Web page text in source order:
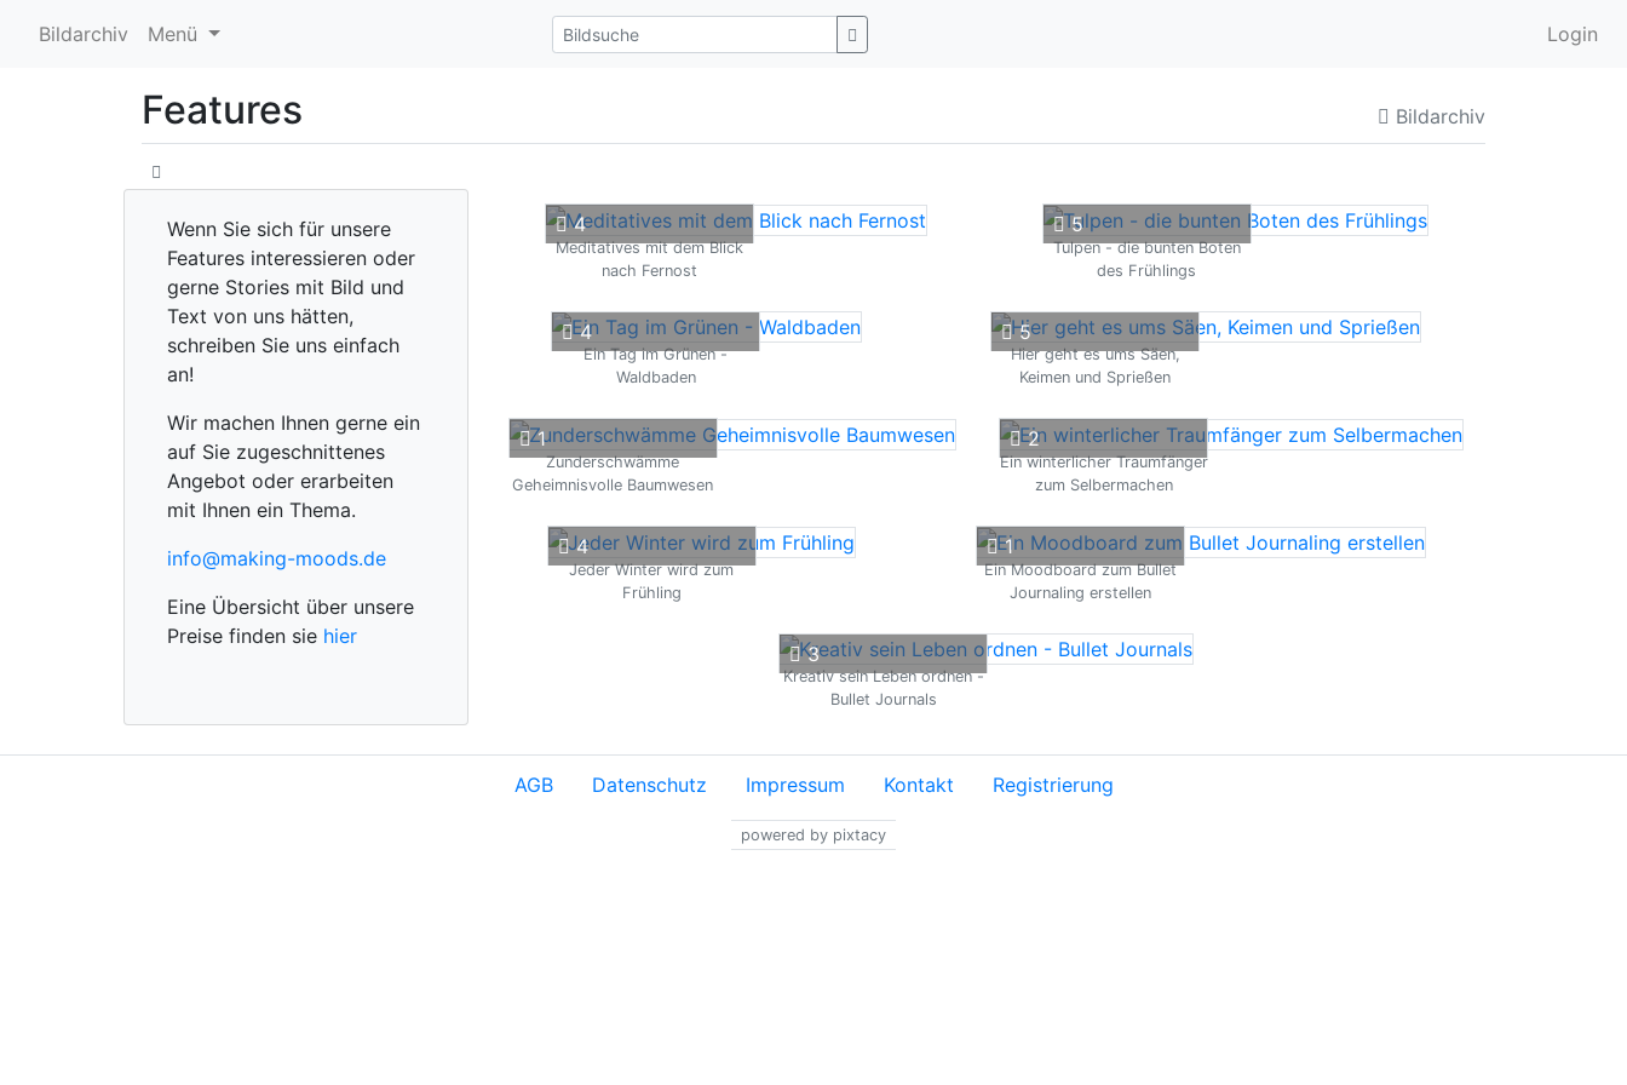
Bildarchiv Menü Login
Bildarchiv
Features
Wenn Sie sich für unsere
Features interessieren oder
gerne Stories mit Bild und
Text von uns hätten,
schreiben Sie uns einfach
an!
Wir machen Ihnen gerne ein
auf Sie zugeschnittenes
Angebot oder erarbeiten
mit Ihnen ein Thema.
info@making-moods.de
Eine Übersicht über unsere
Preise finden sie hier
4
Meditatives mit dem Blick
nach Fernost
5
Tulpen - die bunten Boten
des Frühlings
4
Ein Tag im Grünen -
Waldbaden
5
Hier geht es ums Säen,
Keimen und Sprießen
1
Zunderschwämme
Geheimnisvolle Baumwesen
2
Ein winterlicher Traumfänger
zum Selbermachen
4
Jeder Winter wird zum
Frühling
1
Ein Moodboard zum Bullet
Journaling erstellen
3
Kreativ sein Leben ordnen -
Bullet Journals
AGB Datenschutz Impressum Kontakt Registrierung
powered by pixtacy